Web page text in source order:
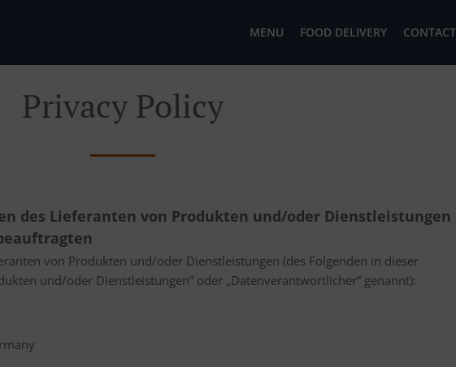
MENU FOOD DELIVERY
Privacy Policy
des Lieferanten von Produkten und/oder Dienstleistungen
von Produkten und/oder Dienstleistungen (des Folgenden in dieser
und/oder Dienstleistungen” oder „Datenverantwortlicher” genannt):